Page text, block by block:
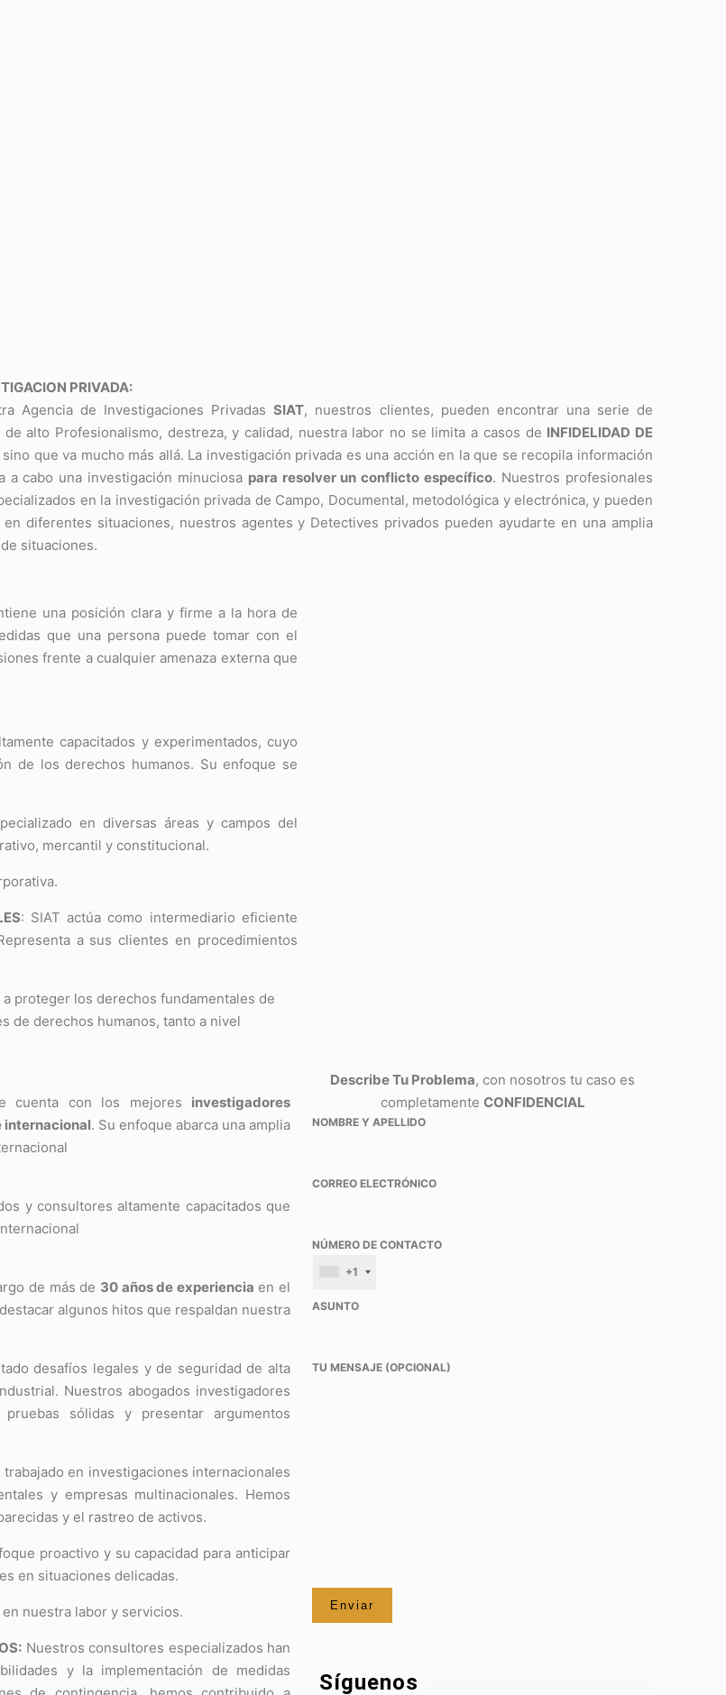
PRIVADA:
Agencia de Investigaciones PrivadasSIAT, nuestros clientes, pueden encontrar una serie de
de alto Profesionalismo, destreza, y calidad, nuestra labor no se limita a casos de INFIDELIDAD DE
sino que va mucho más allá. La investigación privada es una acción en la que se recopila información
a cabo una investigación minuciosa para resolver un conflicto específico. Nuestros profesionales
en la investigación privada de Campo, Documental, metodológica y electrónica, y pueden
en diferentes situaciones, nuestros agentes y Detectives privados pueden ayudarte en una amplia
situaciones.
una posición clara y firme a la hora de
que una persona puede tomar con el
frente a cualquier amenaza externa que
capacitados y experimentados, cuyo
de los derechos humanos. Su enfoque se
en diversas áreas y campos del
mercantil y constitucional.
: SIAT actúa como intermediario eficiente
a sus clientes en procedimientos
a proteger los derechos fundamentales de
de derechos humanos, tanto a nivel
cuenta con los mejores investigadores
internacional. Su enfoque abarca una amplia
y consultores altamente capacitados que
de más de 30 años de experiencia en el
algunos hitos que respaldan nuestra
desafíos legales y de seguridad de alta
Nuestros abogados investigadores
sólidas y presentar argumentos
trabajado en investigaciones internacionales
y empresas multinacionales. Hemos
y el rastreo de activos.
proactivo y su capacidad para anticipar
en situaciones delicadas.
nuestra labor y servicios.
Nuestros consultores especializados han
y la implementación de medidas
Describe Tu Problema, con nosotros tu caso es
completamente CONFIDENCIAL
NOMBRE Y APELLIDO
CORREO ELECTRÓNICO
NÚMERO DE CONTACTO
+1
ASUNTO
TU MENSAJE (OPCIONAL)
Síguenos